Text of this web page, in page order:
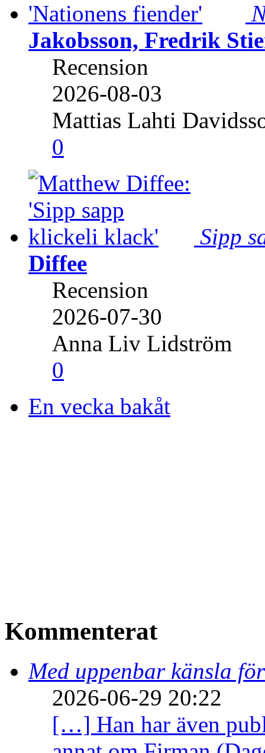
Jakobsson, Fredrik
Recension
2026-08-03
Mattias Lahti
0
Sipp
Diffee
Recension
2026-07-30
Anna Liv Lidström
0
En vecka bakåt
Kommenterat
Med uppenbar känsla
2026-06-29 20:22
[…] Han har även